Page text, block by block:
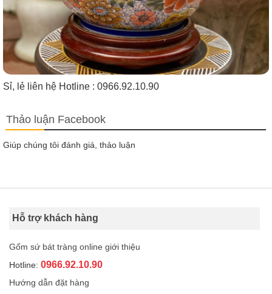
Sỉ, lẻ liên hệ Hotline : 0966.92.10.90
Thảo luận Facebook
Giúp chúng tôi đánh giá, thảo luận
Hỗ trợ khách hàng
Gốm sứ bát tràng online giới thiệu
Hotline: 0966.92.10.90
Hướng dẫn đặt hàng